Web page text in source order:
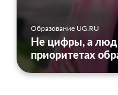
Образование UG.RU
Не цифры, а
приоритетах